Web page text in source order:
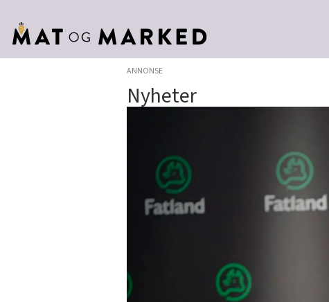
ANNONSE
Nyheter